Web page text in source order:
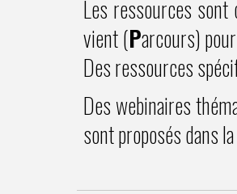
Les ressources
vient (Parcours)
Des ressources
Des webinaires
sont proposés dans